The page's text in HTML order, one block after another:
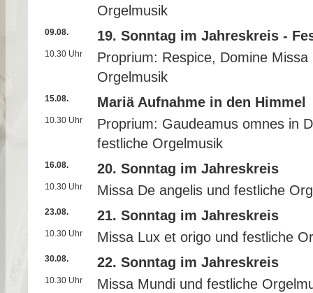
Orgelmusik
09.08. 19. Sonntag im Jahreskreis -
10.30 Uhr
Proprium: Respice, Domine
Orgelmusik
15.08. Mariä Aufnahme in den Himmel
10.30 Uhr
Proprium: Gaudeamus omnes in
festliche Orgelmusik
16.08. 20. Sonntag im Jahreskreis
10.30 Uhr Missa De angelis und festliche
23.08. 21. Sonntag im Jahreskreis
10.30 Uhr Missa Lux et origo und festliche
30.08. 22. Sonntag im Jahreskreis
10.30 Uhr Missa Mundi und festliche